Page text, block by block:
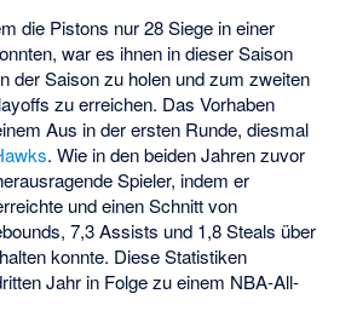
die Pistons nur 28 Siege in einer
war es ihnen in dieser Saison
der Saison zu holen und zum zweiten
zu erreichen. Das Vorhaben
Aus in der ersten Runde, diesmal
. Wie in den beiden Jahren zuvor
Spieler, indem er
und einen Schnitt von
7,3 Assists und 1,8 Steals über
konnte. Diese Statistiken
Jahr in Folge zu einem NBA-All-